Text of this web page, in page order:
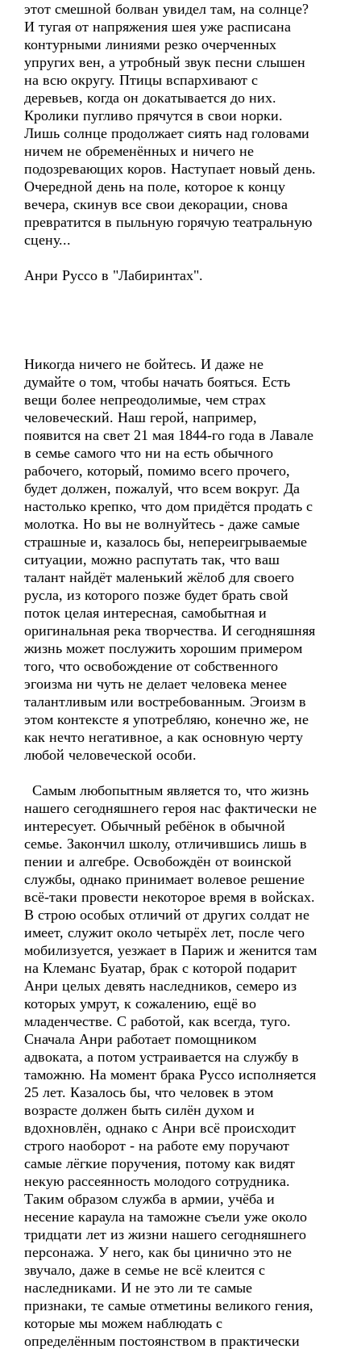
этот смешной болван увидел там, на солнце?
И тугая от напряжения шея уже расписана
контурными линиями резко очерченных
упругих вен, а утробный звук песни слышен
на всю округу. Птицы вспархивают с
деревьев, когда он докатывается до них.
Кролики пугливо прячутся в свои норки.
Лишь солнце продолжает сиять над головами
ничем не обременённых и ничего не
подозревающих коров. Наступает новый день.
Очередной день на поле, которое к концу
вечера, скинув все свои декорации, снова
превратится в пыльную горячую театральную
сцену...
Анри Руссо в "Лабиринтах".
Никогда ничего не бойтесь. И даже не
думайте о том, чтобы начать бояться. Есть
вещи более непреодолимые, чем страх
человеческий. Наш герой, например,
появится на свет 21 мая 1844-го года в Лавале
в семье самого что ни на есть обычного
рабочего, который, помимо всего прочего,
будет должен, пожалуй, что всем вокруг. Да
настолько крепко, что дом придётся продать с
молотка. Но вы не волнуйтесь - даже самые
страшные и, казалось бы, непереигрываемые
ситуации, можно распутать так, что ваш
талант найдёт маленький жёлоб для своего
русла, из которого позже будет брать свой
поток целая интересная, самобытная и
оригинальная река творчества. И сегодняшняя
жизнь может послужить хорошим примером
того, что освобождение от собственного
эгоизма ни чуть не делает человека менее
талантливым или востребованным. Эгоизм в
этом контексте я употребляю, конечно же, не
как нечто негативное, а как основную черту
любой человеческой особи.
Самым любопытным является то, что жизнь
нашего сегодняшнего героя нас фактически не
интересует. Обычный ребёнок в обычной
семье. Закончил школу, отличившись лишь в
пении и алгебре. Освобождён от воинской
службы, однако принимает волевое решение
всё-таки провести некоторое время в войсках.
В строю особых отличий от других солдат не
имеет, служит около четырёх лет, после чего
мобилизуется, уезжает в Париж и женится там
на Клеманс Буатар, брак с которой подарит
Анри целых девять наследников, семеро из
которых умрут, к сожалению, ещё во
младенчестве. С работой, как всегда, туго.
Сначала Анри работает помощником
адвоката, а потом устраивается на службу в
таможню. На момент брака Руссо исполняется
25 лет. Казалось бы, что человек в этом
возрасте должен быть силён духом и
вдохновлён, однако с Анри всё происходит
строго наоборот - на работе ему поручают
самые лёгкие поручения, потому как видят
некую рассеянность молодого сотрудника.
Таким образом служба в армии, учёба и
несение караула на таможне съели уже около
тридцати лет из жизни нашего сегодняшнего
персонажа. У него, как бы цинично это не
звучало, даже в семье не всё клеится с
наследниками. И не это ли те самые
признаки, те самые отметины великого гения,
которые мы можем наблюдать с
определённым постоянством в практически